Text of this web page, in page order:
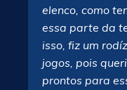
elenco, como
essa parte da
isso, fiz um
jogos, pois
prontos para